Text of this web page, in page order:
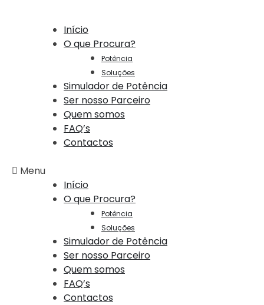
Início
O que Procura?
Potência
Soluções
Simulador de Potência
Ser nosso Parceiro
Quem somos
FAQ’s
Contactos
Menu
Início
O que Procura?
Potência
Soluções
Simulador de Potência
Ser nosso Parceiro
Quem somos
FAQ’s
Contactos